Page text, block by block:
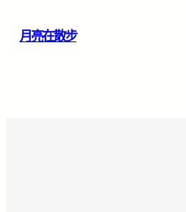
月亮在散步